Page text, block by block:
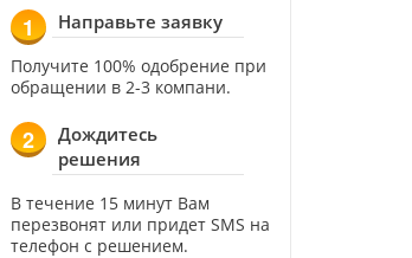
1 Направьте заявку
Получите 100% одобрение при
обращении в 2-3 компани.
2
Дождитесь
решения
В течение 15 минут Вам
перезвонят или придет SMS на
телефон с решением.